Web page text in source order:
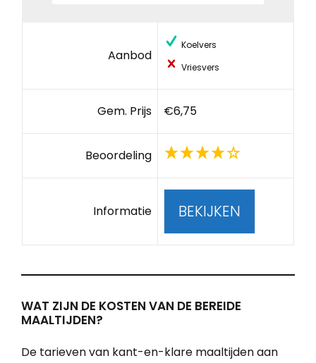
Aanbod
Koelvers
Vriesvers
Gem. Prijs €6,75
Beoordeling
Informatie BEKIJKEN
WAT ZIJN DE KOSTEN VAN DE BEREIDE
MAALTIJDEN?
De tarieven van kant-en-klare maaltijden aan